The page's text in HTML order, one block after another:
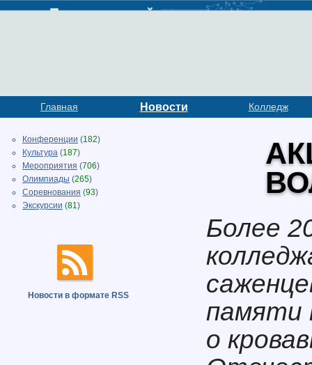
Главная Новости Колледж
Конференции (182)
Культура (187)
Мероприятия (706)
Олимпиады (265)
Соревнования (93)
Экскурсии (81)
Новости в формате RSS
Более
памяти
о